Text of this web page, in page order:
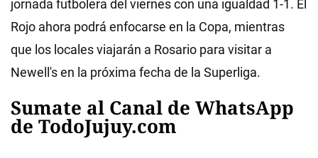
jornada futbolera del viernes con una igualdad 1-1. El
Rojo ahora podrá enfocarse en la Copa, mientras
que los locales viajarán a Rosario para visitar a
Newell's en la próxima fecha de la Superliga.
Sumate al Canal de WhatsApp
de TodoJujuy.com